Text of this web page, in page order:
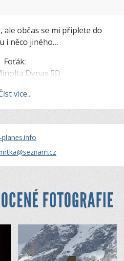
ale občas se mi připlete do
i něco jiného…
Foťák:
Dynax 5D
f/3.5–5.6 (D)
f/4–5.6 DG MACRO
více...
FOTOGRAFIE